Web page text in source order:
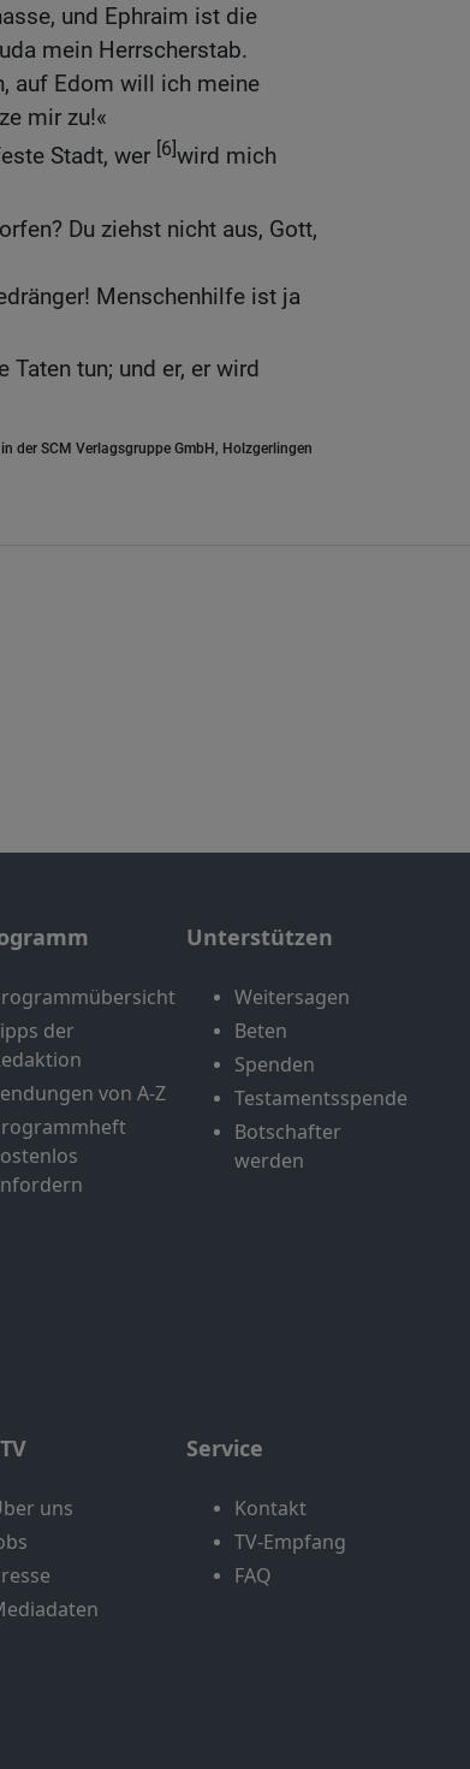
und Ephraim ist die
mein Herrscherstab.
auf Edom will ich meine
mir zu!«
Stadt, wer [6]wird mich
Du ziehst nicht aus, Gott,
Menschenhilfe ist ja
tun; und er, er wird
der SCM Verlagsgruppe GmbH, Holzgerlingen
der
von A-Z
Unterstützen
Weitersagen
Beten
Spenden
Testamentsspende
Botschafter
werden
uns
Service
Kontakt
TV-Empfang
FAQ